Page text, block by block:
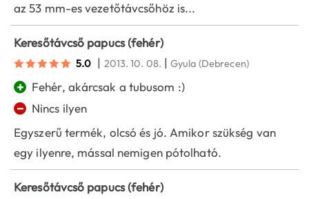
az 53 mm-es vezetőtávcsőhöz is...
Keresőtávcső papucs (fehér)
5.0 | 2013. 10. 08. |Gyula (Debrecen)
+ Fehér, akárcsak a tubusom :)
−
Nincs ilyen
Egyszerű termék, olcsó és jó. Amikor szükség van
egy ilyenre, mással nemigen pótolható.
Keresőtávcső papucs (fehér)